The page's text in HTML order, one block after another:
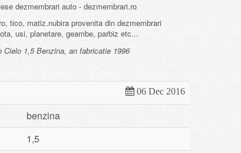
dezmembrari auto - dezmembrari.ro
tico, matiz.nubira provenita din dezmembrari
usi, planetare, geambe, parbiz etc...
1,5 Benzina, an fabricatie 1996
06 Dec 2016
benzina
1,5